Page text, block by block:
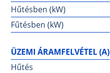
Hűtésben (kW)
Fűtésben (kW)
ÜZEMI ÁRAMFELVÉTEL (A)
Hűtés